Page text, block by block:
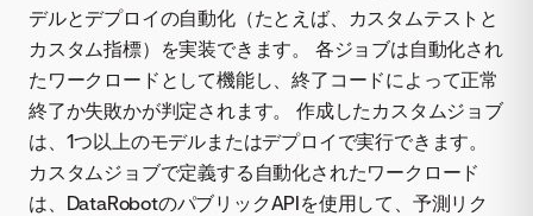
デルとデプロイの自動化（たとえば、カスタムテストと
カスタム指標）を実装できます。 各ジョブは自動化され
たワークロードとして機能し、終了コードによって正常
終了か失敗かが判定されます。 作成したカスタムジョブ
は、1つ以上のモデルまたはデプロイで実行できます。
カスタムジョブで定義する自動化されたワークロード
は、DataRobotのパブリックAPIを使用して、予測リク